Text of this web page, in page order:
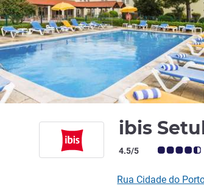
ibis
고객 평점 (ALL 평가)
4.5/5
Rua Cidade do